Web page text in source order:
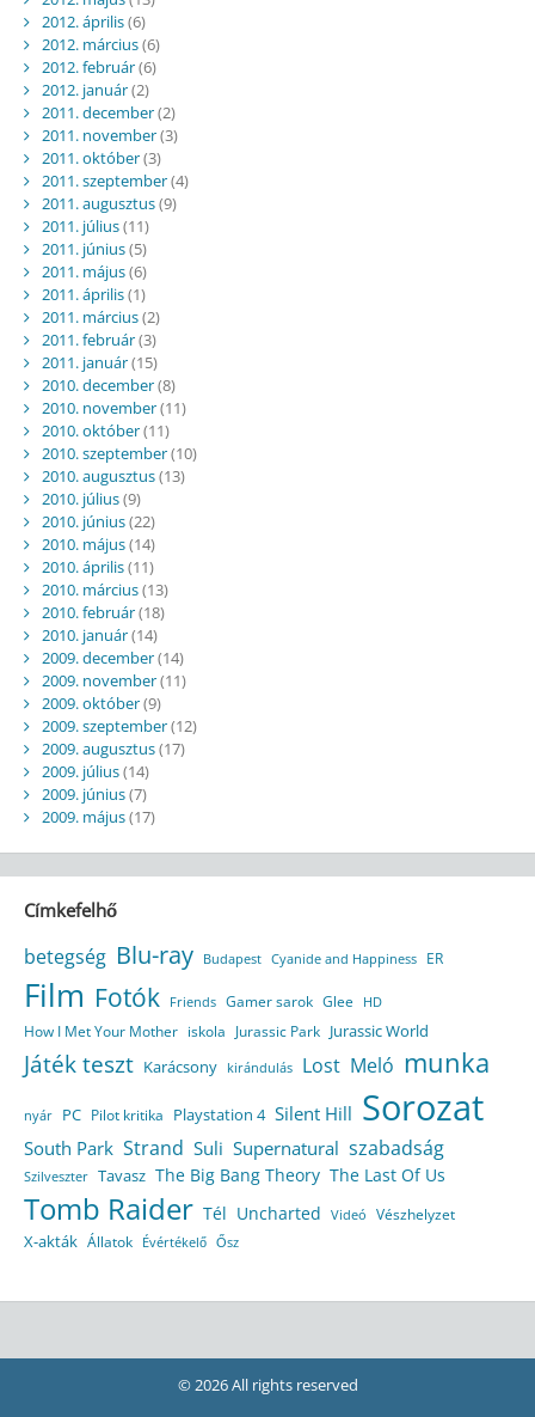
2012. április(6)
2012. március(6)
2012. február(6)
2012. január(2)
2011. december(2)
2011. november(3)
2011. október(3)
2011. szeptember(4)
2011. augusztus(9)
2011. július(11)
2011. június(5)
2011. május(6)
2011. április(1)
2011. március(2)
2011. február(3)
2011. január(15)
2010. december(8)
2010. november(11)
2010. október(11)
2010. szeptember(10)
2010. augusztus(13)
2010. július(9)
2010. június(22)
2010. május(14)
2010. április(11)
2010. március(13)
2010. február(18)
2010. január(14)
2009. december(14)
2009. november(11)
2009. október(9)
2009. szeptember(12)
2009. augusztus(17)
2009. július(14)
2009. június(7)
2009. május(17)
Címkefelhő
betegség Blu-ray Budapest Cyanide and Happiness ER
Film Fotók Friends Gamer sarok Glee HD
How I Met Your Mother iskola Jurassic Park Jurassic World
Játék teszt Karácsony kirándulás Lost Meló munka
nyár PC Pilot kritika Playstation 4 Silent Hill Sorozat
South Park Strand Suli Supernatural szabadság
Szilveszter Tavasz The Big Bang Theory The Last Of Us
Tomb Raider Tél Uncharted Videó Vészhelyzet
X-akták Állatok Évértékelő Ősz
© 2026 All rights reserved